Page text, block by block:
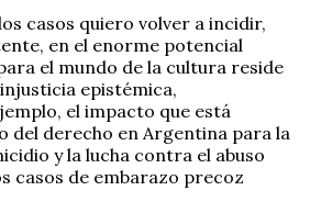
casos quiero volver a incidir,
en el enorme potencial
el mundo de la cultura reside
epistémica,
el impacto que está
del derecho en Argentina para la
y la lucha contra el abuso
casos de embarazo precoz